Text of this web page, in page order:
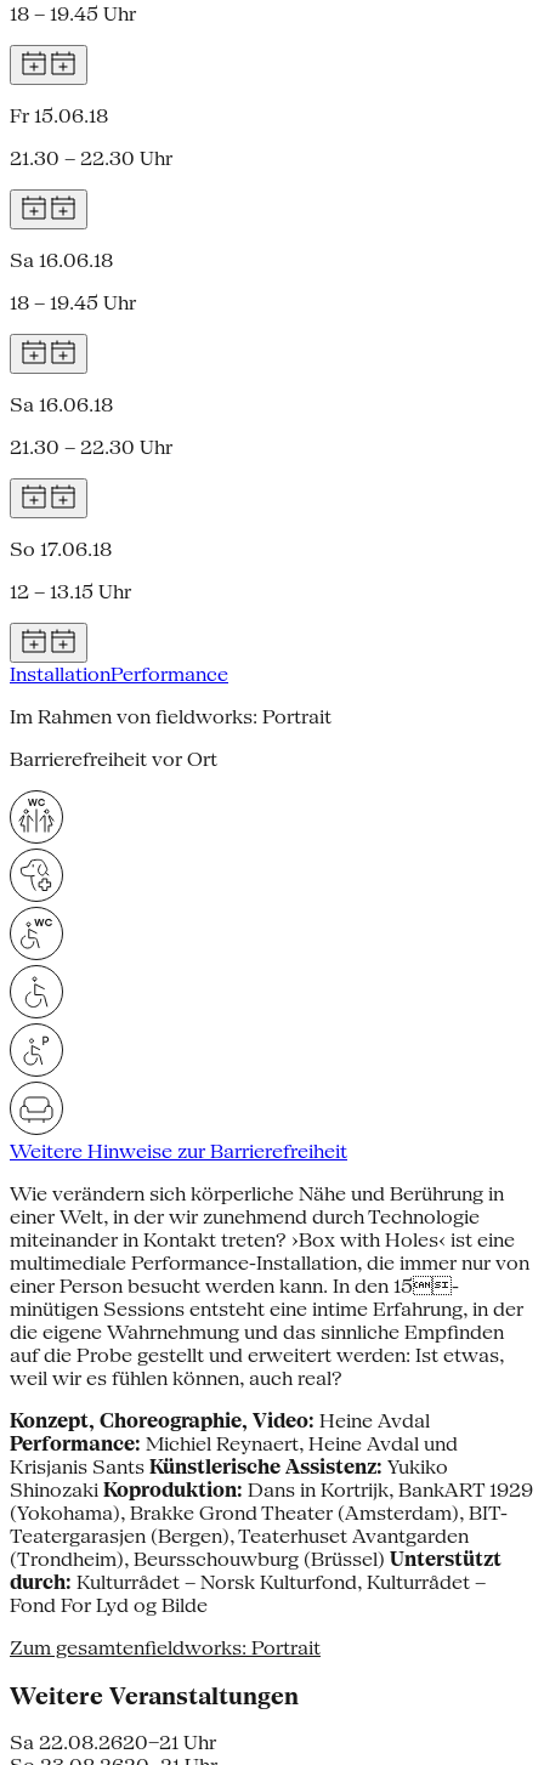
18 – 19.45 Uhr
Fr 15.06.18
21.30 – 22.30 Uhr
Sa 16.06.18
18 – 19.45 Uhr
Sa 16.06.18
21.30 – 22.30 Uhr
So 17.06.18
12 – 13.15 Uhr
InstallationPerformance
Im Rahmen von fieldworks: Portrait
Barrierefreiheit vor Ort
Weitere Hinweise zur Barrierefreiheit
Wie verändern sich körperliche Nähe und Berührung in
einer Welt, in der wir zunehmend durch Technologie
miteinander in Kontakt treten? ›Box with Holes‹ ist eine
multimediale Performance-Installation, die immer nur von
einer Person besucht werden kann. In den 15-
minütigen Sessions entsteht eine intime Erfahrung, in der
die eigene Wahrnehmung und das sinnliche Empfinden
auf die Probe gestellt und erweitert werden: Ist etwas,
weil wir es fühlen können, auch real?
Konzept, Choreographie, Video: Heine Avdal
Performance: Michiel Reynaert, Heine Avdal und
Krisjanis Sants Künstlerische Assistenz: Yukiko
Shinozaki Koproduktion: Dans in Kortrijk, BankART 1929
(Yokohama), Brakke Grond Theater (Amsterdam), BIT-
Teatergarasjen (Bergen), Teaterhuset Avantgarden
(Trondheim), Beursschouwburg (Brüssel) Unterstützt
durch: Kulturrådet – Norsk Kulturfond, Kulturrådet –
Fond For Lyd og Bilde
Zum gesamtenfieldworks: Portrait
Weitere Veranstaltungen
Sa 22.08.2620–21 Uhr